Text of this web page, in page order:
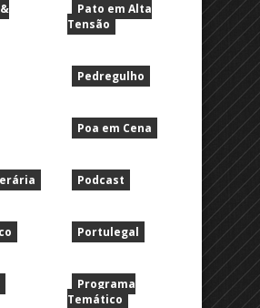
Pato em Alta
Tensão
Pedregulho
Poa em Cena
Podcast
Portulegal
Programa
Temático